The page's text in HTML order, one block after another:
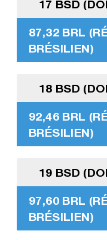
17 BSD
87,32 BRL
BRÉSILIEN)
18 BSD
92,46 BRL
BRÉSILIEN)
19 BSD
97,60 BRL
BRÉSILIEN)